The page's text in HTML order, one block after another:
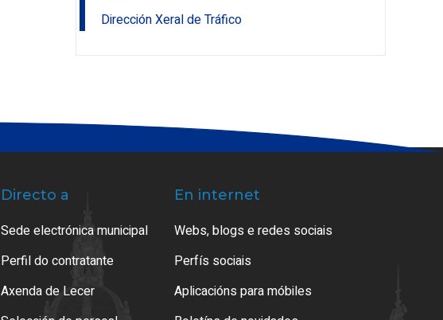
Dirección Xeral de Tráfico
Directo a
Sede electrónica municipal
Perfil do contratante
Axenda de Lecer
En internet
Webs, blogs e redes sociais
Perfís sociais
Aplicacións para móbiles